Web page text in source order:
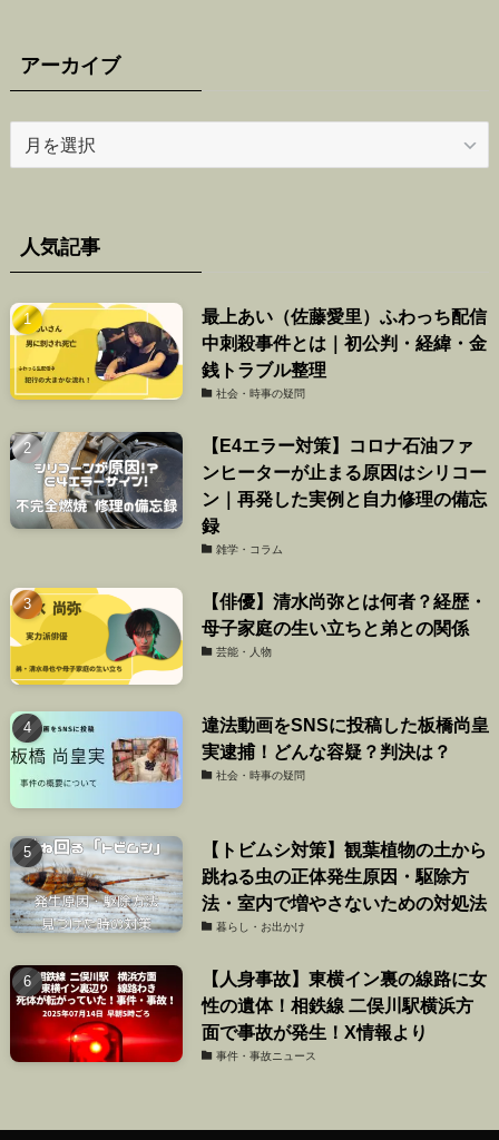
アーカイブ
人気記事
最上あい（佐藤愛里）ふわっち配信
中刺殺事件とは｜初公判・経緯・金
銭トラブル整理
社会・時事の疑問
【E4エラー対策】コロナ石油ファ
ンヒーターが止まる原因はシリコー
ン｜再発した実例と自力修理の備忘
録
雑学・コラム
【俳優】清水尚弥とは何者？経歴・
母子家庭の生い立ちと弟との関係
芸能・人物
違法動画をSNSに投稿した板橋尚皇
実逮捕！どんな容疑？判決は？
社会・時事の疑問
【トビムシ対策】観葉植物の土から
跳ねる虫の正体発生原因・駆除方
法・室内で増やさないための対処法
暮らし・お出かけ
【人身事故】東横イン裏の線路に女
性の遺体！相鉄線 二俣川駅横浜方
面で事故が発生！X情報より
事件・事故ニュース